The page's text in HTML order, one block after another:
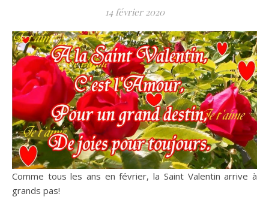
14 février 2020
Comme tous les ans en février, la Saint Valentin arrive à
grands pas!